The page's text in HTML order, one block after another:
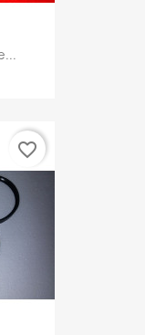
favorite_border